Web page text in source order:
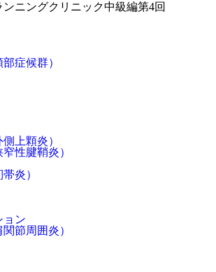
ンニングクリニック中級編第4回
症候群）
上顆炎）
性腱鞘炎）
炎）
ョン
節周囲炎）